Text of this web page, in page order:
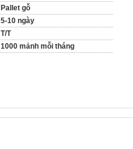
Pallet gỗ
5-10 ngày
T/T
1000 mảnh mỗi tháng